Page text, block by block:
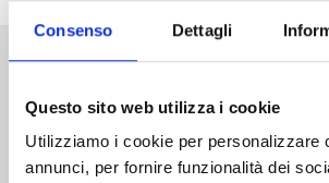
Consenso Dettagli
Questo sito web utilizza i cookie
Utilizziamo i cookie per personalizzare
annunci, per fornire funzionalità dei
Altri volumi della